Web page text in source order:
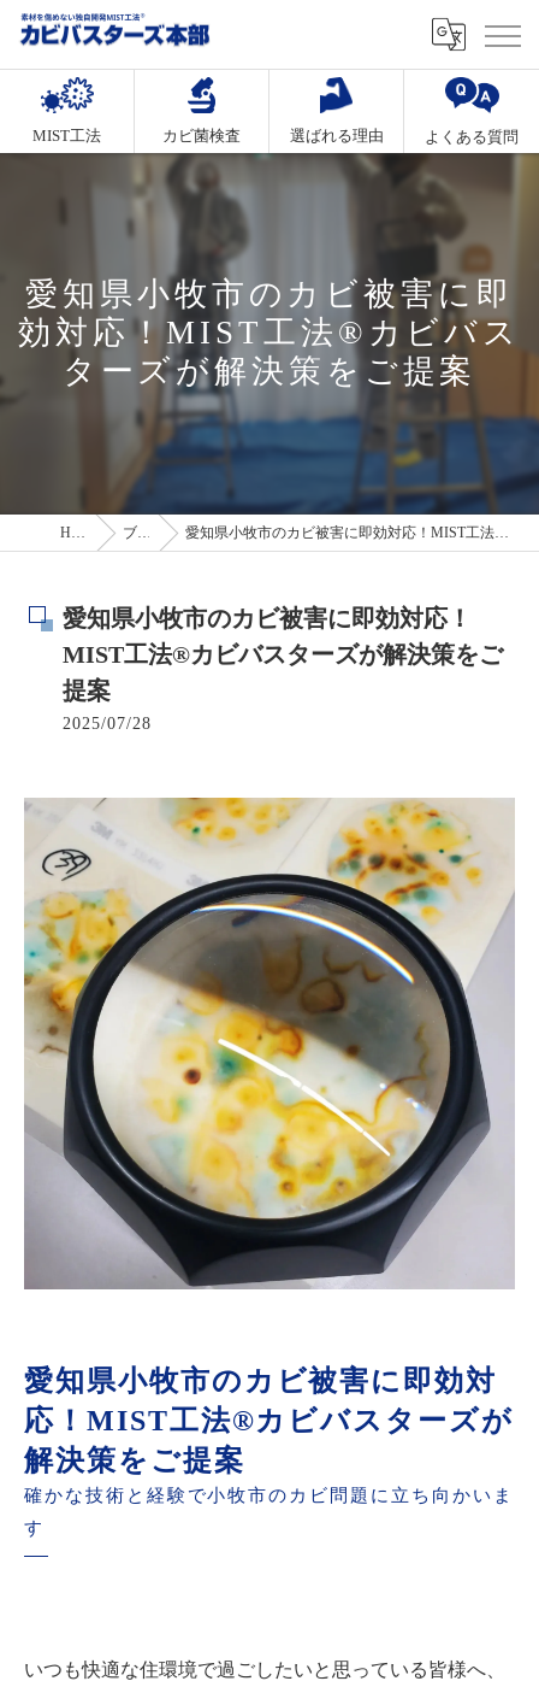
MIST工法 カビ菌検査 選ばれる理由 よくある質問
愛知県小牧市のカビ被害に即
効対応！MIST工法®カビバス
ターズが解決策をご提案
HOME ブログ 愛知県小牧市のカビ被害に即効対応！MIST工法®カビバスターズが解決策をご提案
愛知県小牧市のカビ被害に即効対応！
MIST工法®カビバスターズが解決策をご
提案
2025/07/28
愛知県小牧市のカビ被害に即効対
応！MIST工法®カビバスターズが
解決策をご提案
確かな技術と経験で小牧市のカビ問題に立ち向かいま
す
いつも快適な住環境で過ごしたいと思っている皆様へ、